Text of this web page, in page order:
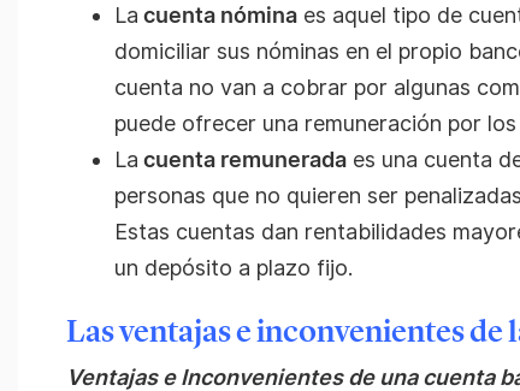
La cuenta nómina es aquel tipo de
domiciliar sus nóminas en el propio
cuenta no van a cobrar por algunas
puede ofrecer una remuneración por
La cuenta remunerada es una cuenta
personas que no quieren ser
Estas cuentas dan rentabilidades
un depósito a plazo fijo.
Las ventajas e inconvenientes de
Ventajas e Inconvenientes de una cuenta